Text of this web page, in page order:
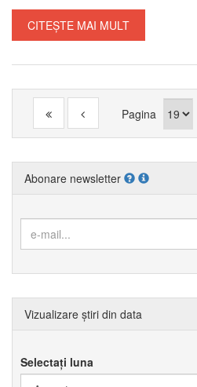
CITEȘTE MAI MULT
Pagina
Abonare newsletter
Vizualizare știri din data
Selectați luna